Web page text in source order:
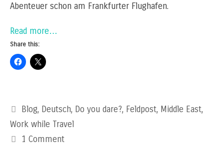
Abenteuer schon am Frankfurter Flughafen.
Read more…
Share this:
Categories
Blog, Deutsch, Do you dare?, Feldpost, Middle East,
Work while Travel
1 Comment